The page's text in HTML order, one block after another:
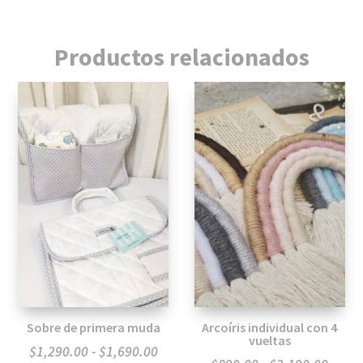
Productos relacionados
Sobre de primera muda
$1,290.00-$1,690.00Rango
Arcoíris individual con 4
vueltas